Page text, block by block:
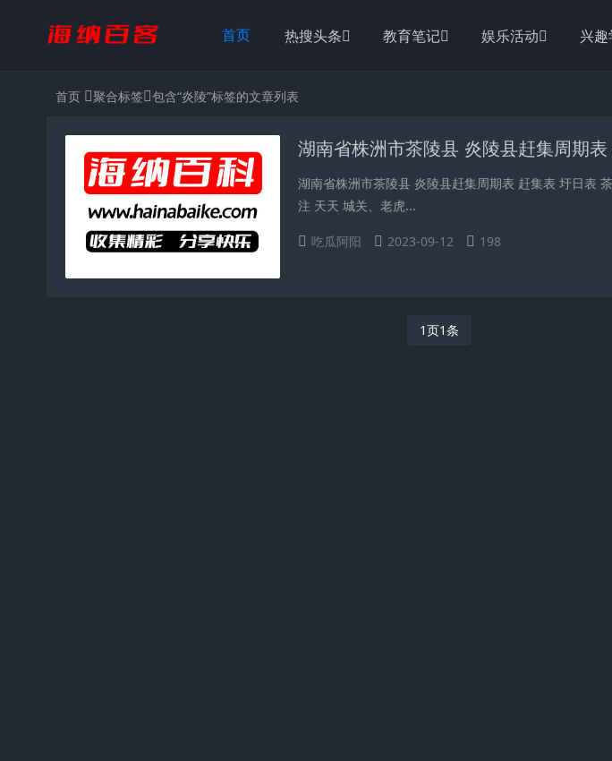
首页 热搜头条 教育笔记 娱乐活动 兴趣
首页 聚合标签 包含“炎陵”标签的文章列表
湖南省株洲市茶陵县 炎陵县赶集周期
湖南省株洲市茶陵县 炎陵县赶集周期表 赶集表 圩日表
注 天天 城关、老虎...
吃瓜阿阳 2023-09-12 198
1页1条